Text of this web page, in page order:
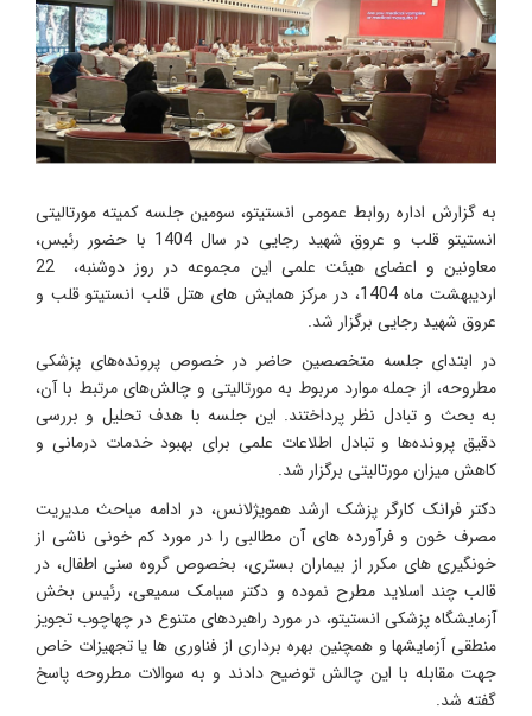
به گزارش اداره روابط عمومی انستیتو، سومین جلسه کمیته مورتالیتی
انستیتو قلب و عروق شهید رجایی در سال 1404 با حضور رئیس،
معاونین و اعضای هیئت علمی این مجموعه در روز دوشنبه، 22
اردیبهشت ماه 1404، در مرکز همایش های هتل قلب انستیتو قلب و
عروق شهید رجایی برگزار شد.
در ابتدای جلسه متخصصین حاضر در خصوص پرونده‌های پزشکی
مطروحه، از جمله موارد مربوط به مورتالیتی و چالش‌های مرتبط با آن،
به بحث و تبادل نظر پرداختند. این جلسه با هدف تحلیل و بررسی
دقیق پرونده‌ها و تبادل اطلاعات علمی برای بهبود خدمات درمانی و
کاهش میزان مورتالیتی برگزار شد.
دکتر فرانک کارگر پزشک ارشد همویژلانس، در ادامه مباحث مدیریت
مصرف خون و فرآورده های آن مطالبی را در مورد کم خونی ناشی از
خونگیری های مکرر از بیماران بستری، بخصوص گروه سنی اطفال، در
قالب چند اسلاید مطرح نموده و دکتر سیامک سمیعی، رئیس بخش
آزمایشگاه پزشکی انستیتو، در مورد راهبردهای متنوع در چهاچوب تجویز
منطقی آزمایشها و همچنین بهره برداری از فناوری ها یا تجهیزات خاص
جهت مقابله با این چالش توضیح دادند و به سوالات مطروحه پاسخ
گفته شد.